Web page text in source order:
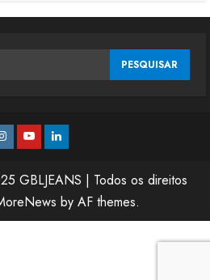
YoutubeLinkedin
GBLJEANS | Todos os direitos
by AF themes.